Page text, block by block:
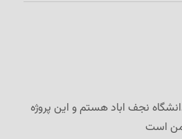
نجف اباد هستم و این پروژه
است